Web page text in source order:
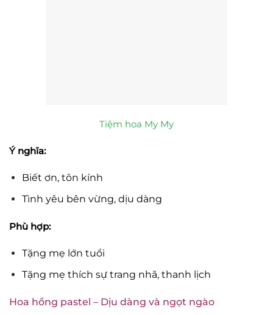
Tiệm hoa My My
Ý nghĩa:
Biết ơn, tôn kính
Tình yêu bên vừng, dịu dàng
Phù hợp:
Tặng mẹ lớn tuổi
Tặng mẹ thích sự trang nhã, thanh lịch
Hoa hồng pastel – Dịu dàng và ngọt ngào